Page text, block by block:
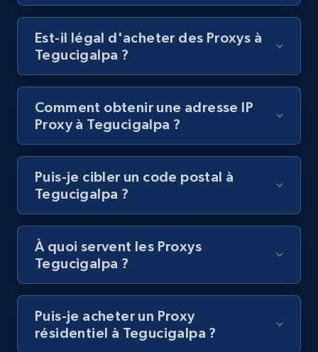
Est-il légal d'acheter des Proxys à
Tegucigalpa ?
Comment obtenir une adresse IP
Proxy à Tegucigalpa ?
Puis-je cibler un code postal à
Tegucigalpa ?
À quoi servent les Proxys
Tegucigalpa ?
Puis-je acheter un Proxy
résidentiel à Tegucigalpa ?